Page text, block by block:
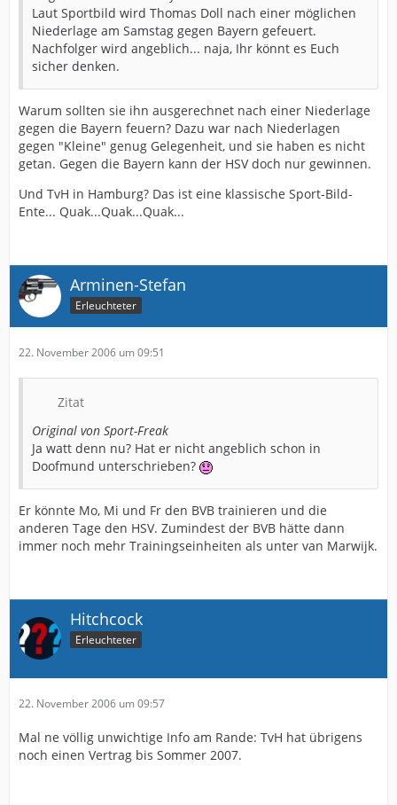
Laut Sportbild wird Thomas Doll nach einer möglichen
Niederlage am Samstag gegen Bayern gefeuert.
Nachfolger wird angeblich... naja, Ihr könnt es Euch
sicher denken.
Warum sollten sie ihn ausgerechnet nach einer Niederlage
gegen die Bayern feuern? Dazu war nach Niederlagen
gegen "Kleine" genug Gelegenheit, und sie haben es nicht
getan. Gegen die Bayern kann der HSV doch nur gewinnen.
Und TvH in Hamburg? Das ist eine klassische Sport-Bild-
Ente... Quak...Quak...Quak...
Arminen-Stefan
Erleuchteter
22. November 2006 um 09:51
Zitat
Original von Sport-Freak
Ja watt denn nu? Hat er nicht angeblich schon in
Doofmund unterschrieben?
Er könnte Mo, Mi und Fr den BVB trainieren und die
anderen Tage den HSV. Zumindest der BVB hätte dann
immer noch mehr Trainingseinheiten als unter van Marwijk.
Hitchcock
Erleuchteter
22. November 2006 um 09:57
Mal ne völlig unwichtige Info am Rande: TvH hat übrigens
noch einen Vertrag bis Sommer 2007.